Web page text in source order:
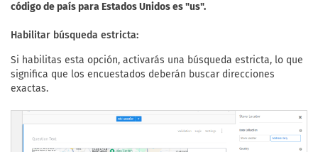
código de país para Estados Unidos es "us".
Habilitar búsqueda estricta:
Si habilitas esta opción, activarás una búsqueda estricta, lo que
significa que los encuestados deberán buscar direcciones
exactas.